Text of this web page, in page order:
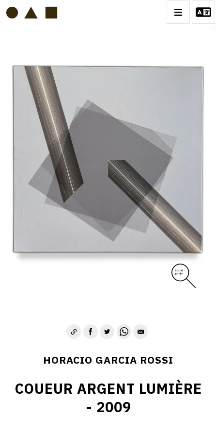
HORACIO GARCIA ROSSI
BIOGRAPHIE
CATALOGUE DES OEUVRES
HORACIO GARCIA ROSSI
COUEUR ARGENT LUMIÈRE
- 2009